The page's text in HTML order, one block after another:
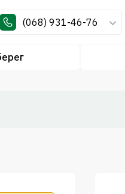
(068) 931-46-76